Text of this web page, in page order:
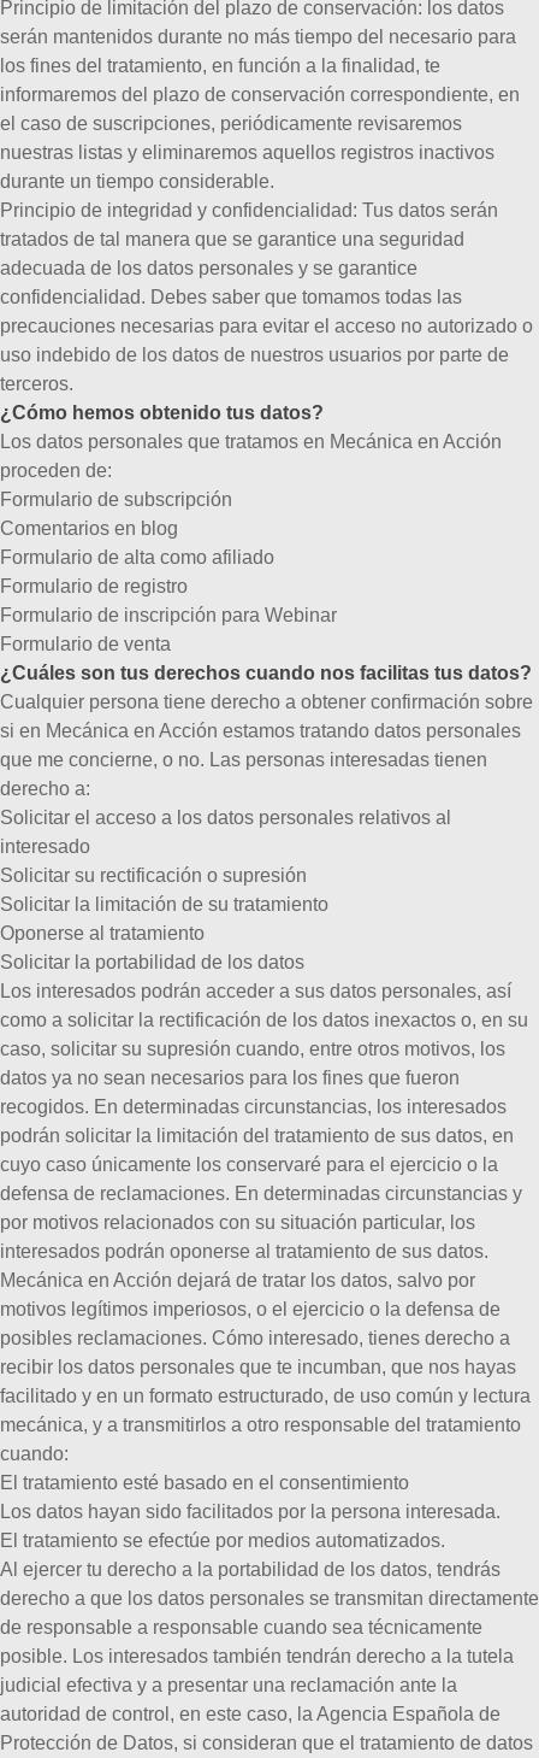
Principio de limitación del plazo de conservación: los datos
serán mantenidos durante no más tiempo del necesario para
los fines del tratamiento, en función a la finalidad, te
informaremos del plazo de conservación correspondiente, en
el caso de suscripciones, periódicamente revisaremos
nuestras listas y eliminaremos aquellos registros inactivos
durante un tiempo considerable.
Principio de integridad y confidencialidad: Tus datos serán
tratados de tal manera que se garantice una seguridad
adecuada de los datos personales y se garantice
confidencialidad. Debes saber que tomamos todas las
precauciones necesarias para evitar el acceso no autorizado o
uso indebido de los datos de nuestros usuarios por parte de
terceros.
¿Cómo hemos obtenido tus datos?
Los datos personales que tratamos en Mecánica en Acción
proceden de:
Formulario de subscripción
Comentarios en blog
Formulario de alta como afiliado
Formulario de registro
Formulario de inscripción para Webinar
Formulario de venta
¿Cuáles son tus derechos cuando nos facilitas tus datos?
Cualquier persona tiene derecho a obtener confirmación sobre
si en Mecánica en Acción estamos tratando datos personales
que me concierne, o no. Las personas interesadas tienen
derecho a:
Solicitar el acceso a los datos personales relativos al
interesado
Solicitar su rectificación o supresión
Solicitar la limitación de su tratamiento
Oponerse al tratamiento
Solicitar la portabilidad de los datos
Los interesados podrán acceder a sus datos personales, así
como a solicitar la rectificación de los datos inexactos o, en su
caso, solicitar su supresión cuando, entre otros motivos, los
datos ya no sean necesarios para los fines que fueron
recogidos. En determinadas circunstancias, los interesados
podrán solicitar la limitación del tratamiento de sus datos, en
cuyo caso únicamente los conservaré para el ejercicio o la
defensa de reclamaciones. En determinadas circunstancias y
por motivos relacionados con su situación particular, los
interesados podrán oponerse al tratamiento de sus datos.
Mecánica en Acción dejará de tratar los datos, salvo por
motivos legítimos imperiosos, o el ejercicio o la defensa de
posibles reclamaciones. Cómo interesado, tienes derecho a
recibir los datos personales que te incumban, que nos hayas
facilitado y en un formato estructurado, de uso común y lectura
mecánica, y a transmitirlos a otro responsable del tratamiento
cuando:
El tratamiento esté basado en el consentimiento
Los datos hayan sido facilitados por la persona interesada.
El tratamiento se efectúe por medios automatizados.
Al ejercer tu derecho a la portabilidad de los datos, tendrás
derecho a que los datos personales se transmitan directamente
de responsable a responsable cuando sea técnicamente
posible. Los interesados también tendrán derecho a la tutela
judicial efectiva y a presentar una reclamación ante la
autoridad de control, en este caso, la Agencia Española de
Protección de Datos, si consideran que el tratamiento de datos